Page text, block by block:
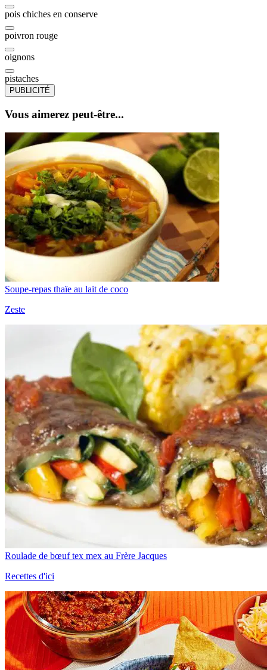
pois chiches en conserve
poivron rouge
oignons
pistaches
PUBLICITÉ
Vous aimerez peut-être...
Soupe-repas thaïe au lait de coco
Zeste
Roulade de bœuf tex mex au Frère Jacques
Recettes d'ici